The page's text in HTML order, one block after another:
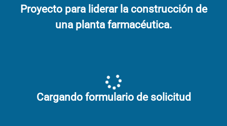
Proyecto para liderar la construcción de
una planta farmacéutica.
Cargando formulario de solicitud